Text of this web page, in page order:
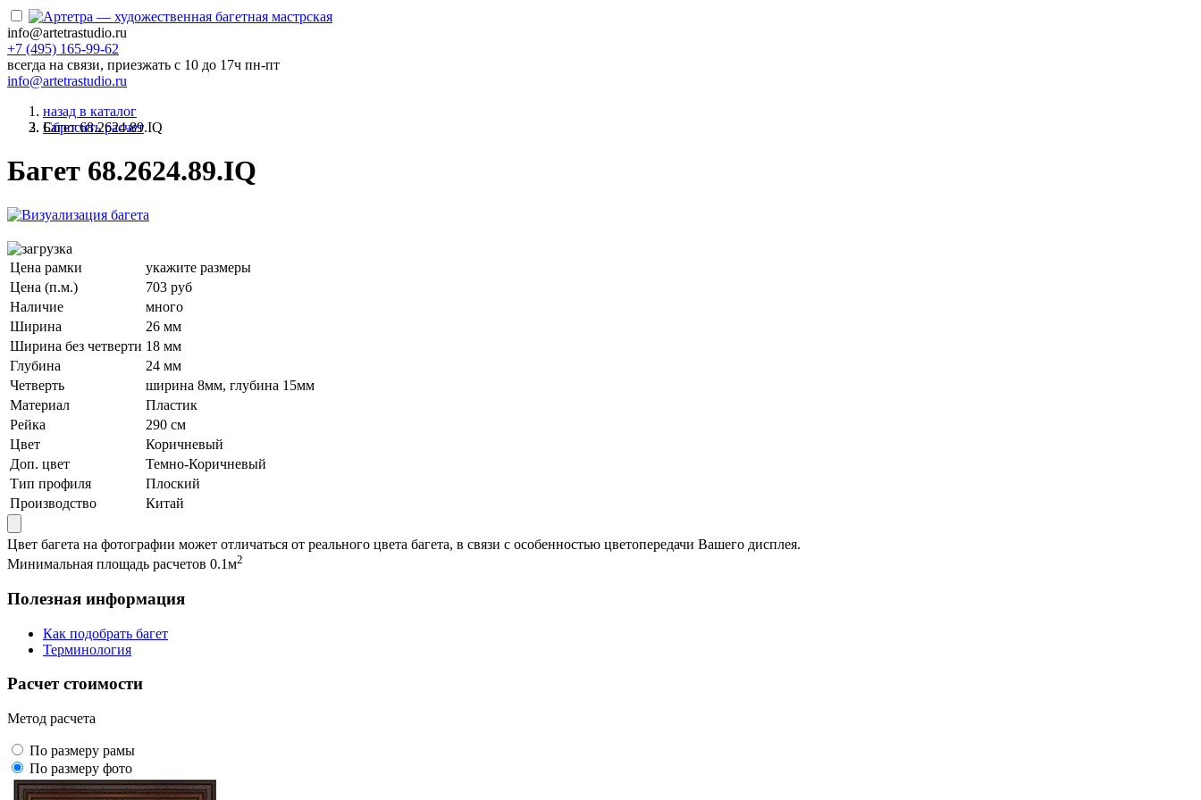
info@artetrastudio.ru
+7 (495) 165-99-62
всегда на связи, приезжать c 10 до 17ч пн-пт
info@artetrastudio.ru
назад в каталог
Багет 68.2624.89.IQ
Сбросить расчет
Багет 68.2624.89.IQ
Цена рамки
укажите размеры
Цена (п.м.)
703 руб
Наличие
много
Ширина
26 мм
Ширина без четверти 18 мм
Глубина
24 мм
Четверть
ширина 8мм, глубина 15мм
Материал
Пластик
Рейка
290 см
Цвет
Коричневый
Доп. цвет
Темно-Коричневый
Тип профиля
Плоский
Производство
Китай
Цвет багета на фотографии может отличаться от реального цвета багета, в связи с особенностью цветопередачи Вашего дисплея.
Минимальная площадь расчетов 0.1м2
Полезная информация
Как подобрать багет
Терминология
Расчет стоимости
Метод расчета
По размеру рамы
По размеру фото